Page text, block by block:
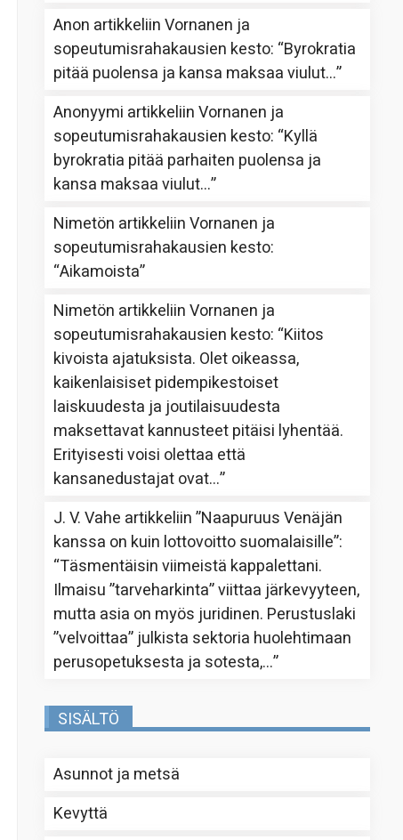
Anon artikkeliinVornanen ja
sopeutumisrahakausien kesto: “Byrokratia
pitää puolensa ja kansa maksaa viulut…”
Anonyymi artikkeliinVornanen ja
sopeutumisrahakausien kesto: “Kyllä
byrokratia pitää parhaiten puolensa ja
kansa maksaa viulut…”
Nimetön artikkeliinVornanen ja
sopeutumisrahakausien kesto:
“Aikamoista”
Nimetön artikkeliinVornanen ja
sopeutumisrahakausien kesto: “Kiitos
kivoista ajatuksista. Olet oikeassa,
kaikenlaisiset pidempikestoiset
laiskuudesta ja joutilaisuudesta
maksettavat kannusteet pitäisi lyhentää.
Erityisesti voisi olettaa että
kansanedustajat ovat…”
J. V. Vahe artikkeliin”Naapuruus Venäjän
kanssa on kuin lottovoitto suomalaisille”:
“Täsmentäisin viimeistä kappalettani.
Ilmaisu ”tarveharkinta” viittaa järkevyyteen,
mutta asia on myös juridinen. Perustuslaki
”velvoittaa” julkista sektoria huolehtimaan
perusopetuksesta ja sotesta,…”
SISÄLTÖ
Asunnot ja metsä
Kevyttä